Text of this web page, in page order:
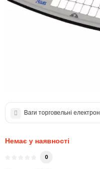
Ваги торговельні
Немає у наявності
0